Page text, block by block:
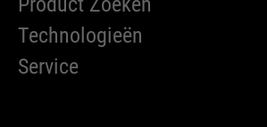
Technologieën
Service